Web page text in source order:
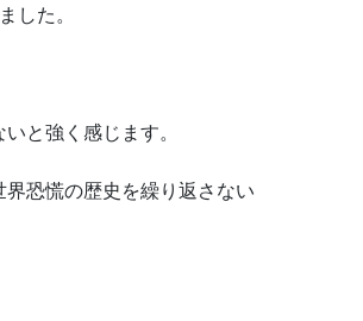
した。
と強く感じます。
恐慌の歴史を繰り返さない